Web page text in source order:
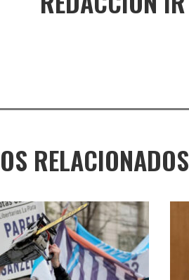
RELACIONADOS